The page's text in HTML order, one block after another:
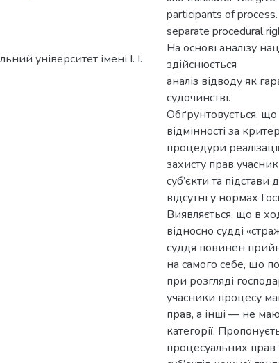
університет імені І. І.
participants of
separate procedural
На основі аналізу
здійснюється
аналіз відводу як
судочинстві.
Обґрунтовується, що
відмінності за
процедури
захисту прав
суб’єкти та підстави
відсутні у нормах
Виявляється, що в
відносно судді
суддя повинен
на самого себе, що
при розгляді
учасники процесу
прав, а інші — не
категорії.
процесуальних